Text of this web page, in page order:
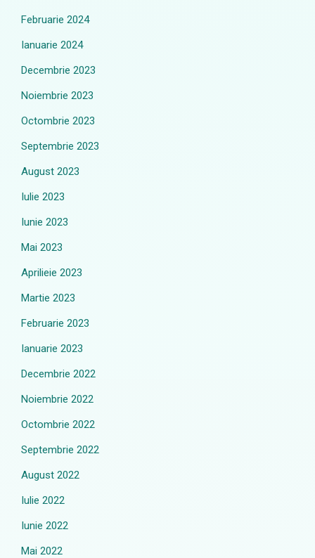
Februarie 2024
Ianuarie 2024
Decembrie 2023
Noiembrie 2023
Octombrie 2023
Septembrie 2023
August 2023
Iulie 2023
Iunie 2023
Mai 2023
Aprilieie 2023
Martie 2023
Februarie 2023
Ianuarie 2023
Decembrie 2022
Noiembrie 2022
Octombrie 2022
Septembrie 2022
August 2022
Iulie 2022
Iunie 2022
Mai 2022